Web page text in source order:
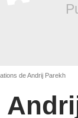
de Andrij Parekh